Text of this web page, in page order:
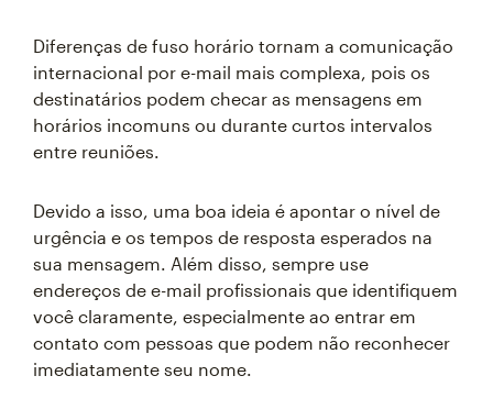
Diferenças de fuso horário tornam a comunicação
internacional por e-mail mais complexa, pois os
destinatários podem checar as mensagens em
horários incomuns ou durante curtos intervalos
entre reuniões.
Devido a isso, uma boa ideia é apontar o nível de
urgência e os tempos de resposta esperados na
sua mensagem. Além disso, sempre use
endereços de e-mail profissionais que identifiquem
você claramente, especialmente ao entrar em
contato com pessoas que podem não reconhecer
imediatamente seu nome.